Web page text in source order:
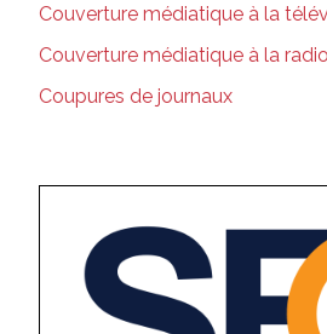
Couverture médiatique à la
Couverture médiatique à la radio
Coupures de journaux